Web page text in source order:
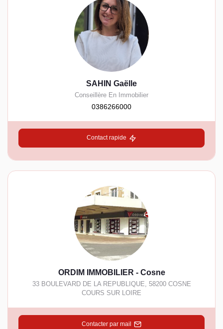
SAHIN Gaëlle
Conseillère En Immobilier
0386266000
Contact rapide
ORDIM IMMOBILIER - Cosne
33 BOULEVARD DE LA REPUBLIQUE 58200 COSNE
COURS SUR LOIRE
Contacter par mail